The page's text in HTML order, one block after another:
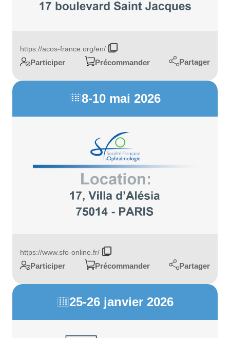
https://acos-france.org/en/
Participer Précommander Partager
8-10 mai 2026
https://www.sfo-online.fr/
Participer Précommander Partager
 25-26 janvier 2026